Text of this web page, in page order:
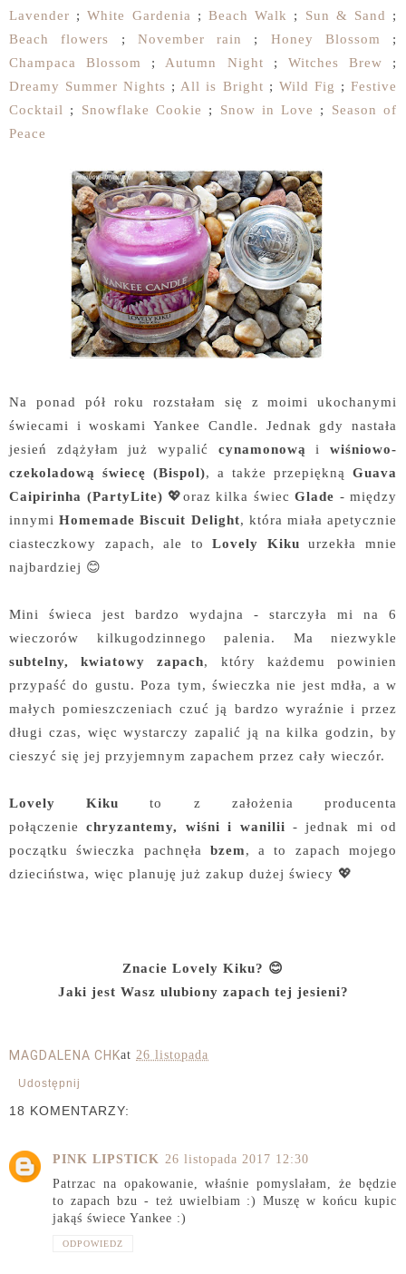
Lavender ;White Gardenia ; Beach Walk ; Sun & Sand ;
Beach flowers ; November rain ; Honey Blossom
;
Champaca Blossom
; Autumn Night ; Witches Brew ;
Dreamy Summer Nights ; All is Bright ; Wild Fig ;Festive
Cocktail ; Snowflake Cookie ; Snow in Love ; Season of
Peace
Na ponad pół roku rozstałam się z moimi ukochanymi
świecami i woskami Yankee Candle. Jednak gdy nastała
jesień zdążyłam już wypalić cynamonową iwiśniowo-
czekoladową świecę (Bispol), a także przepiękną Guava
Caipirinha (PartyLite) 💖oraz kilka świec Glade - między
innymiHomemade Biscuit Delight, która miała apetycznie
ciasteczkowy zapach, ale toLovely Kikuurzekła mnie
najbardziej 😊
Mini świeca jest bardzo wydajna - starczyła mi na 6
wieczorów kilkugodzinnego palenia. Ma niezwykle
subtelny, kwiatowy zapach, który każdemu powinien
przypaść do gustu. Poza tym, świeczka nie jest mdła, a w
małych pomieszczeniach czuć ją bardzo wyraźnie i przez
długi czas, więc wystarczy zapalić ją na kilka godzin, by
cieszyć się jej przyjemnym zapachem przez cały wieczór.
Lovely Kiku to z założenia producenta
połączeniechryzantemy, wiśni i wanilii - jednak mi od
początku świeczka pachnęła bzem, a to zapach mojego
dzieciństwa, więc planuję już zakup dużej świecy 💖
Znacie Lovely Kiku? 😊
Jaki jest Wasz ulubiony zapach tej jesieni?
MAGDALENA CHKat 26 listopada
Udostępnij
18 KOMENTARZY:
PINK LIPSTICK 26 listopada 2017 12:30
Patrzac na opakowanie, właśnie pomyslałam, że będzie
to zapach bzu - też uwielbiam :) Muszę w końcu kupic
jakąś świece Yankee :)
ODPOWIEDZ